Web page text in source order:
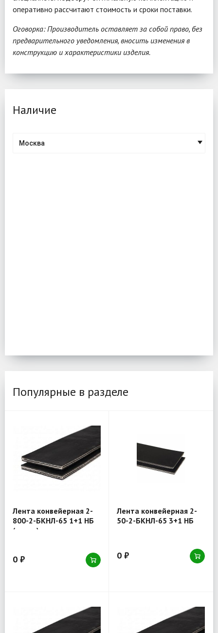
оперативно рассчитают стоимость и сроки поставки.
Оговорка: Производитель оставляет за собой право, без
предварительного уведомления, вносить изменения в
конструкцию и характеристики изделия.
Наличие
Москва
Популярные в разделе
Лента конвейерная 2-
800-2-БКНЛ-65 1+1 НБ
(товар)
0 ₽
Лента конвейерная 2-
50-2-БКНЛ-65 3+1 НБ
0 ₽